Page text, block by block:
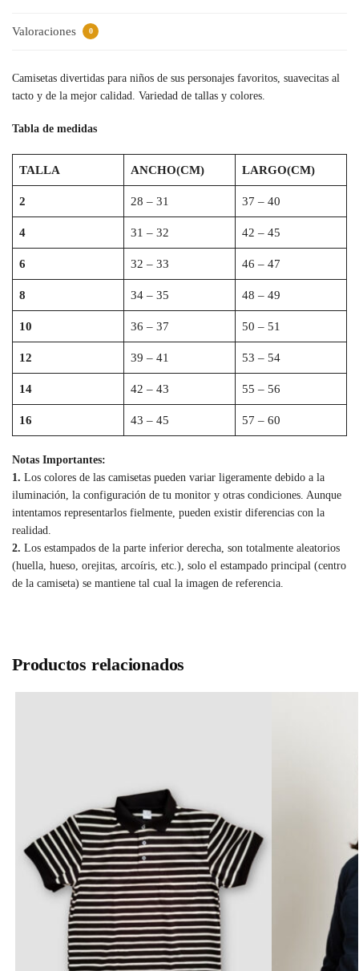
Valoraciones 0
Camisetas divertidas para niños de sus personajes favoritos, suavecitas al
tacto y de la mejor calidad. Variedad de tallas y colores.
Tabla de medidas
TALLA ANCHO(CM) LARGO(CM)
2 28 – 31 37 – 40
4 31 – 32 42 – 45
6 32 – 33 46 – 47
8 34 – 35 48 – 49
10 36 – 37 50 – 51
12 39 – 41 53 – 54
14 42 – 43 55 – 56
16 43 – 45 57 – 60
Notas Importantes:
1. Los colores de las camisetas pueden variar ligeramente debido a la
iluminación, la configuración de tu monitor y otras condiciones. Aunque
intentamos representarlos fielmente, pueden existir diferencias con la
realidad.
2. Los estampados de la parte inferior derecha, son totalmente aleatorios
(huella, hueso, orejitas, arcoíris, etc.), solo el estampado principal (centro
de la camiseta) se mantiene tal cual la imagen de referencia.
Productos relacionados